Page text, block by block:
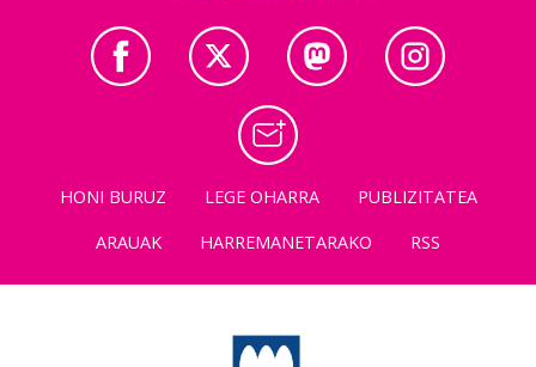
HONI BURUZ LEGE OHARRA
PUBLIZITATEA
ARAUAK
HARREMANETARAKO RSS